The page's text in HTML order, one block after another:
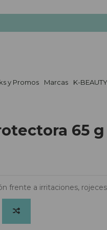
y Promos Marcas K-BEAUTY
65 g
frente a irritaciones,